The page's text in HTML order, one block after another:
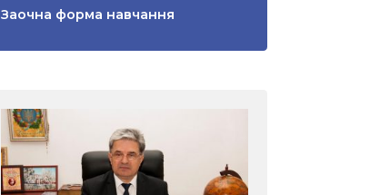
Заочна форма навчання